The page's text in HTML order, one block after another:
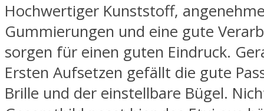
Hochwertiger Kunststoff,
Gummierungen und eine gute
sorgen für einen guten Eindruck.
Ersten Aufsetzen gefällt die gute
Brille und der einstellbare Bügel.